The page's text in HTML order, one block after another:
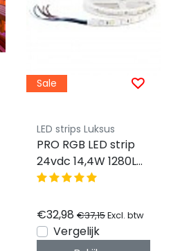
Sale
LED strips Luksus
PRO RGB LED strip
24vdc 14,4W 1280LM
60LED p/m IP20 - 5
€32,98 €37,15Excl. btw
Vergelijk